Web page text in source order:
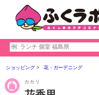
ショッピング 花・ガーデニング
カカリ